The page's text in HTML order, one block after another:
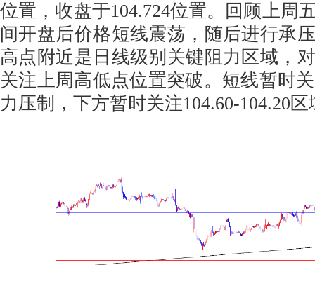
位置，收盘于104.724位置。回顾上周
间开盘后价格短线震荡，随后进行承
高点附近是日线级别关键阻力区域，
关注上周高低点位置突破。短线暂时
力压制，下方暂时关注104.60-104.20区